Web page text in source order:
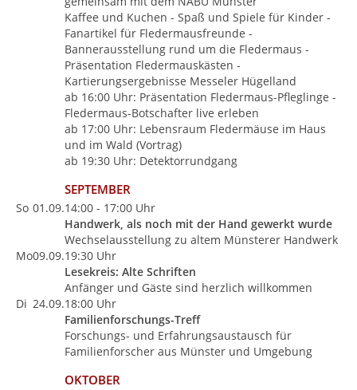
Kaffee und Kuchen - Spaß und Spiele für Kinder -
Fanartikel für Fledermausfreunde -
Bannerausstellung rund um die Fledermaus -
Präsentation Fledermauskästen -
Kartierungsergebnisse Messeler Hügelland
ab 16:00 Uhr: Präsentation Fledermaus-Pfleglinge -
Fledermaus-Botschafter live erleben
ab 17:00 Uhr: Lebensraum Fledermäuse im Haus
und im Wald (Vortrag)
ab 19:30 Uhr: Detektorrundgang
SEPTEMBER
So 01.09.14:00 - 17:00 Uhr
Handwerk, als noch mit der Hand gewerkt wurde
Wechselausstellung zu altem Münsterer Handwerk
Mo09.09.19:30 Uhr
Lesekreis: Alte Schriften
Anfänger und Gäste sind herzlich willkommen
Di 24.09.18:00 Uhr
Familienforschungs-Treff
Forschungs- und Erfahrungsaustausch für
Familienforscher aus Münster und Umgebung
OKTOBER